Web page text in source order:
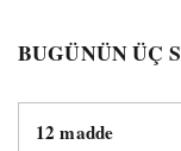
BUGÜNÜN ÜÇ
12 madde